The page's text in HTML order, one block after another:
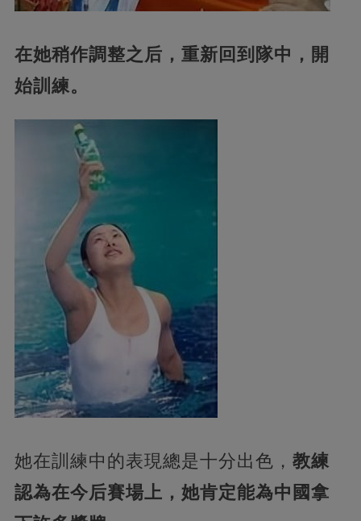
在她稍作調整之后，重新回到隊中，開
始訓練。
她在訓練中的表現總是十分出色， 教練
認為在今后賽場上，她肯定能為中國拿